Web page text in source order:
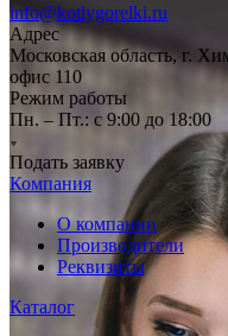
info@kotlygorelki.ru
Адрес
Московская область, г.
офис 110
Режим работы
Пн. – Пт.: с 9:00 до 18:00
Подать заявку
Компания
О компании
Производители
Реквизиты
Каталог